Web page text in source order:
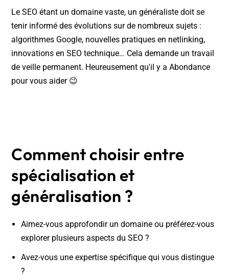
Le SEO étant un domaine vaste, un généraliste doit se
tenir informé des évolutions sur de nombreux sujets :
algorithmes Google, nouvelles pratiques en netlinking,
innovations en SEO technique… Cela demande un travail
de veille permanent. Heureusement qu'il y a Abondance
pour vous aider 😉
Comment choisir entre
spécialisation et
généralisation ?
Aimez-vous approfondir un domaine ou préférez-vous
explorer plusieurs aspects du SEO ?
Avez-vous une expertise spécifique qui vous distingue
?